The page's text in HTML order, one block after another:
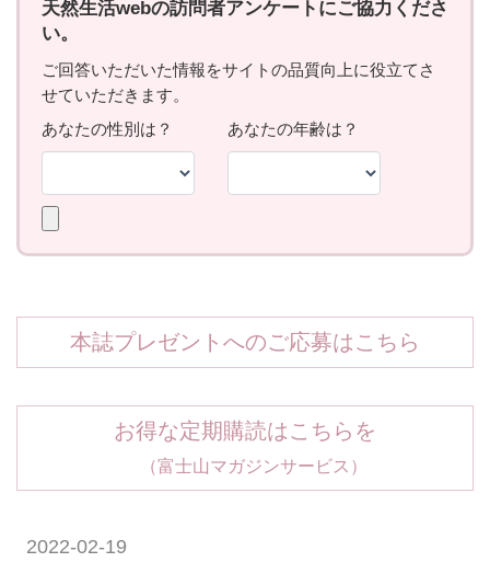
本誌プレゼントへのご応募はこちら
お得な定期購読はこちらを
（富士山マガジンサービス）
2022-02-19